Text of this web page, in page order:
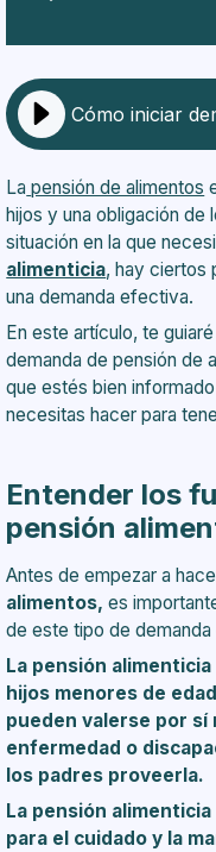
Recopilar la
Asistir a la
Cumplir con la
La pensión de alimentos
hijos y una obligación de
situación en la que
alimenticia, hay ciertos
una demanda efectiva.
En este artículo, te
demanda de pensión de
que estés bien
necesitas hacer para
Entender los
pensión
Antes de empezar a
alimentos, es
de este tipo de demanda
La pensión
hijos menores de
pueden valerse por sí
enfermedad o
los padres proveerla.
La pensión
para el cuidado y la